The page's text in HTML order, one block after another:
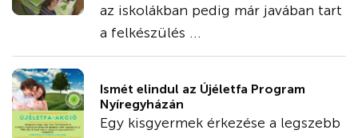
az iskolákban pedig már javában tart
a felkészülés ...
Ismét elindul az Újéletfa Program
Nyíregyházán
Egy kisgyermek érkezése a legszebb